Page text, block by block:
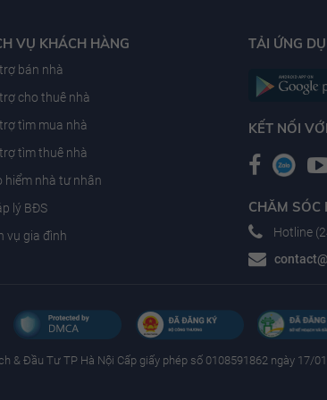
VỤ KHÁCH HÀNG
bán nhà
cho thuê nhà
tìm mua nhà
tìm thuê nhà
hiểm nhà tư nhân
lý BĐS
vụ gia đình
TẢI ỨNG
KẾT NỐI
CHĂM SÓC
Hotline
& Ðầu Tư TP Hà Nội Cấp giấy phép số 0108591862 ngày 17/